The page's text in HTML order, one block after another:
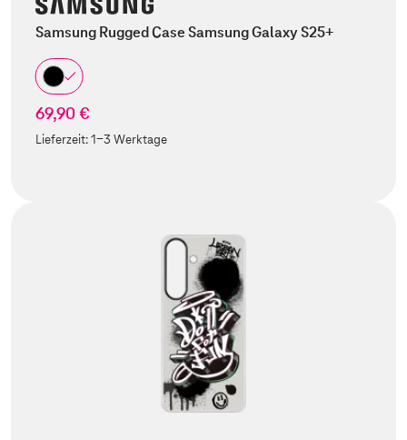
Samsung Rugged Case Samsung Galaxy S25+
69,90 €
Lieferzeit:1-3 Werktage